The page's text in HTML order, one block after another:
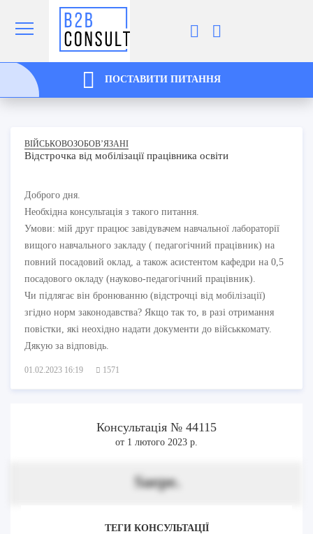
ПОСТАВИТИ ПИТАННЯ
ВІЙСЬКОВОЗОБОВ’ЯЗАНІ
Відстрочка від мобілізації працівника освіти
Доброго дня.
Необхідна консультація з такого питання.
Умови: мій друг працює завідувачем навчальної лабораторії
вищого навчального закладу ( педагогічний працівник) на
повний посадовий оклад, а також асистентом кафедри на 0,5
посадового окладу (науково-педагогічний працівник).
Чи підлягає він бронюванню (відстрочці від мобілізації)
згідно норм законодавства? Якщо так то, в разі отримання
повістки, які неохідно надати документи до військкомату.
Дякую за відповідь.
01.02.2023 16:19 1571
Консультація № 44115
от 1 лютого 2023 р.
Saepe.
ТЕГИ КОНСУЛЬТАЦІЇ